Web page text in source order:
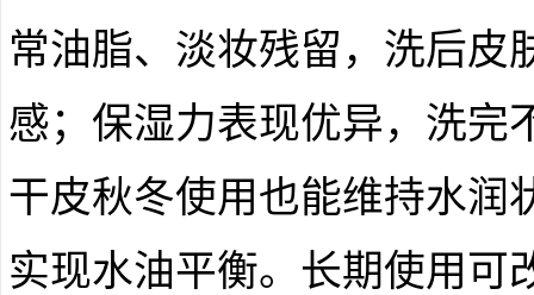
常油脂、淡妆残留，洗后皮
感；保湿力表现优异，洗完
干皮秋冬使用也能维持水润
实现水油平衡。长期使用可